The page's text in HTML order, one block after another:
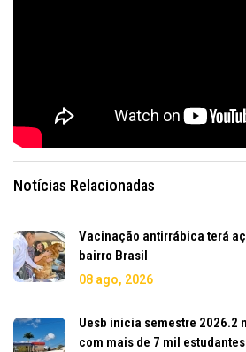
Notícias Relacionadas
Vacinação antirrábica terá
bairro Brasil
08 ago, 2026
Uesb inicia semestre 2026.2
com mais de 7 mil estudantes